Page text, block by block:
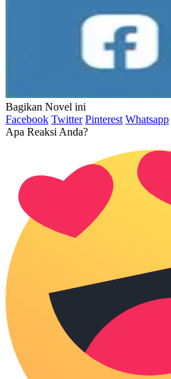
Bagikan Novel ini
Facebook Twitter Pinterest Whatsapp
Apa Reaksi Anda?